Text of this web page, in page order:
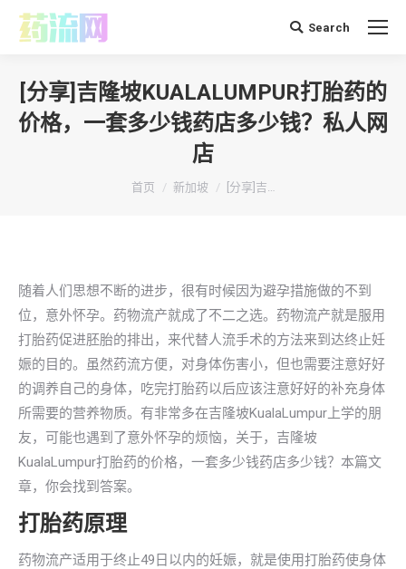
搜 Search
[分享]吉隆坡KUALALUMPUR打胎药的
价格，一套多少钱药店多少钱？私人网
店
你在这里：
首页 新加坡 [分享]吉…
随着人们思想不断的进步，很有时候因为避孕措施做的不到
位，意外怀孕。药物流产就成了不二之选。药物流产就是服用
打胎药促进胚胎的排出，来代替人流手术的方法来到达终止妊
娠的目的。虽然药流方便，对身体伤害小，但也需要注意好好
的调养自己的身体，吃完打胎药以后应该注意好好的补充身体
所需要的营养物质。有非常多在吉隆坡KualaLumpur上学的朋
友，可能也遇到了意外怀孕的烦恼，关于，吉隆坡
KualaLumpur打胎药的价格，一套多少钱药店多少钱？本篇文
章，你会找到答案。
打胎药原理
药物流产适用于终止49日以内的妊娠，就是使用打胎药使身体